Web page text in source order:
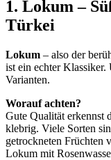
1. Lokum –
Türkei
Lokum – also der
ist ein echter
Varianten.
Worauf achten?
Gute Qualität erkennst
klebrig. Viele Sorten
getrockneten Früchten
Lokum mit